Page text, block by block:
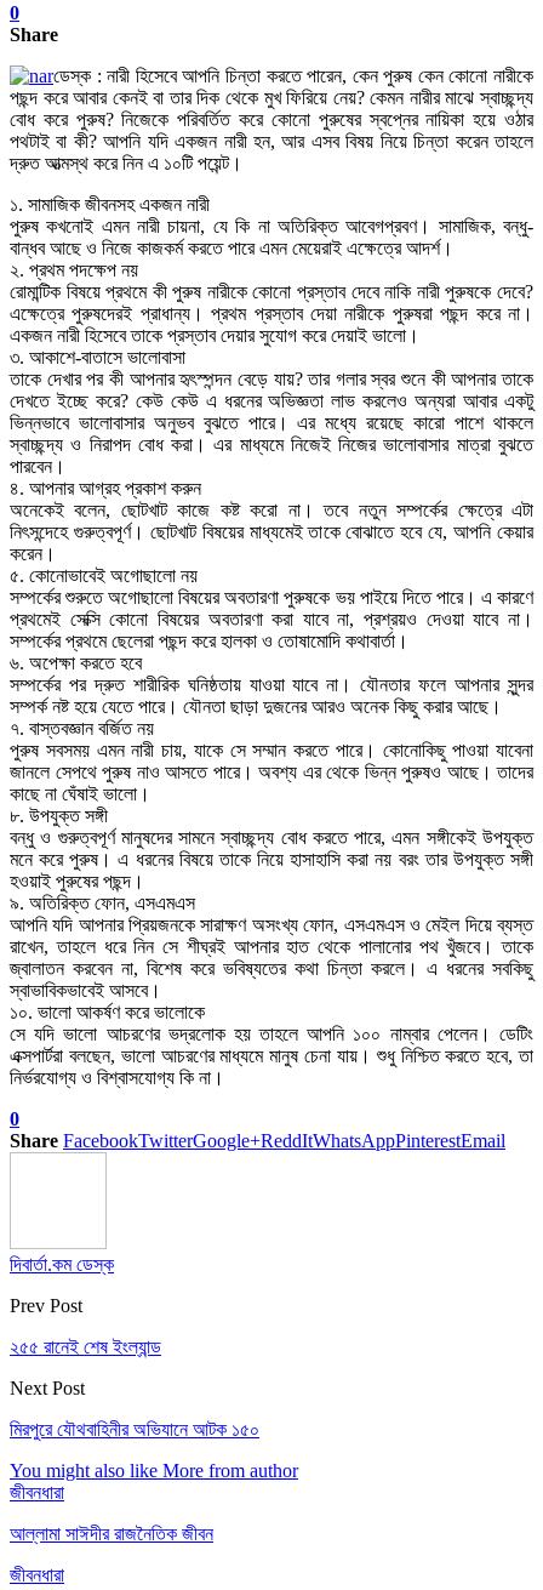
0
Share
ডেস্ক : নারী হিসেবে আপনি চিন্তা করতে পারেন, কেন পুরুষ কেন কোনো নারীকে
পছন্দ করে আবার কেনই বা তার দিক থেকে মুখ ফিরিয়ে নেয়? কেমন নারীর মাঝে স্বাচ্ছন্দ্য
বোধ করে পুরুষ? নিজেকে পরিবর্তিত করে কোনো পুরুষের স্বপ্নের নায়িকা হয়ে ওঠার
পথটাই বা কী? আপনি যদি একজন নারী হন, আর এসব বিষয় নিয়ে চিন্তা করেন তাহলে
দ্রুত আত্মস্থ করে নিন এ ১০টি পয়েন্ট।
১. সামাজিক জীবনসহ একজন নারী
পুরুষ কখনোই এমন নারী চায়না, যে কি না অতিরিক্ত আবেগপ্রবণ। সামাজিক, বন্ধু-
বান্ধব আছে ও নিজে কাজকর্ম করতে পারে এমন মেয়েরাই এক্ষেত্রে আদর্শ।
২. প্রথম পদক্ষেপ নয়
রোমান্টিক বিষয়ে প্রথমে কী পুরুষ নারীকে কোনো প্রস্তাব দেবে নাকি নারী পুরুষকে দেবে?
এক্ষেত্রে পুরুষদেরই প্রাধান্য। প্রথম প্রস্তাব দেয়া নারীকে পুরুষরা পছন্দ করে না।
একজন নারী হিসেবে তাকে প্রস্তাব দেয়ার সুযোগ করে দেয়াই ভালো।
৩. আকাশে-বাতাসে ভালোবাসা
তাকে দেখার পর কী আপনার হৃৎস্পন্দন বেড়ে যায়? তার গলার স্বর শুনে কী আপনার তাকে
দেখতে ইচ্ছে করে? কেউ কেউ এ ধরনের অভিজ্ঞতা লাভ করলেও অন্যরা আবার একটু
ভিন্নভাবে ভালোবাসার অনুভব বুঝতে পারে। এর মধ্যে রয়েছে কারো পাশে থাকলে
স্বাচ্ছন্দ্য ও নিরাপদ বোধ করা। এর মাধ্যমে নিজেই নিজের ভালোবাসার মাত্রা বুঝতে
পারবেন।
৪. আপনার আগ্রহ প্রকাশ করুন
অনেকেই বলেন, ছোটখাট কাজে কষ্ট করো না। তবে নতুন সম্পর্কের ক্ষেত্রে এটা
নিৎসন্দেহে গুরুত্বপূর্ণ। ছোটখাট বিষয়ের মাধ্যমেই তাকে বোঝাতে হবে যে, আপনি কেয়ার
করেন।
৫. কোনোভাবেই অগোছালো নয়
সম্পর্কের শুরুতে অগোছালো বিষয়ের অবতারণা পুরুষকে ভয় পাইয়ে দিতে পারে। এ কারণে
প্রথমেই সেক্সি কোনো বিষয়ের অবতারণা করা যাবে না, প্রশ্রয়ও দেওয়া যাবে না।
সম্পর্কের প্রথমে ছেলেরা পছন্দ করে হালকা ও তোষামোদি কথাবার্তা।
৬. অপেক্ষা করতে হবে
সম্পর্কের পর দ্রুত শারীরিক ঘনিষ্ঠতায় যাওয়া যাবে না। যৌনতার ফলে আপনার সুন্দর
সম্পর্ক নষ্ট হয়ে যেতে পারে। যৌনতা ছাড়া দুজনের আরও অনেক কিছু করার আছে।
৭. বাস্তবজ্ঞান বর্জিত নয়
পুরুষ সবসময় এমন নারী চায়, যাকে সে সম্মান করতে পারে। কোনোকিছু পাওয়া যাবেনা
জানলে সেপথে পুরুষ নাও আসতে পারে। অবশ্য এর থেকে ভিন্ন পুরুষও আছে। তাদের
কাছে না ঘেঁষাই ভালো।
৮. উপযুক্ত সঙ্গী
বন্ধু ও গুরুত্বপূর্ণ মানুষদের সামনে স্বাচ্ছন্দ্য বোধ করতে পারে, এমন সঙ্গীকেই উপযুক্ত
মনে করে পুরুষ। এ ধরনের বিষয়ে তাকে নিয়ে হাসাহাসি করা নয় বরং তার উপযুক্ত সঙ্গী
হওয়াই পুরুষের পছন্দ।
৯. অতিরিক্ত ফোন, এসএমএস
আপনি যদি আপনার প্রিয়জনকে সারাক্ষণ অসংখ্য ফোন, এসএমএস ও মেইল দিয়ে ব্যস্ত
রাখেন, তাহলে ধরে নিন সে শীঘ্রই আপনার হাত থেকে পালানোর পথ খুঁজবে। তাকে
জ্বালাতন করবেন না, বিশেষ করে ভবিষ্যতের কথা চিন্তা করলে। এ ধরনের সবকিছু
স্বাভাবিকভাবেই আসবে।
১০. ভালো আকর্ষণ করে ভালোকে
সে যদি ভালো আচরণের ভদ্রলোক হয় তাহলে আপনি ১০০ নাম্বার পেলেন। ডেটিং
এক্সপার্টরা বলছেন, ভালো আচরণের মাধ্যমে মানুষ চেনা যায়। শুধু নিশ্চিত করতে হবে, তা
নির্ভরযোগ্য ও বিশ্বাসযোগ্য কি না।
0
Share FacebookTwitterGoogle+ReddItWhatsAppPinterestEmail
দিবার্তা.কম ডেস্ক
Prev Post
২৫৫ রানেই শেষ ইংল্যান্ড
Next Post
মিরপুরে যৌথবাহিনীর অভিযানে আটক ১৫০
You might also like More from author
জীবনধারা
আল্লামা সাঈদীর রাজনৈতিক জীবন
জীবনধারা